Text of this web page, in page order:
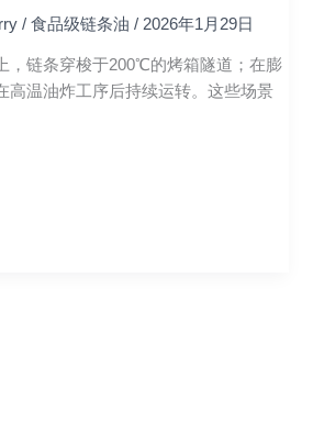
/食品级链条油 / 2026年1月29日
，链条穿梭于200℃的烤箱隧道；在膨
高温油炸工序后持续运转。这些场景